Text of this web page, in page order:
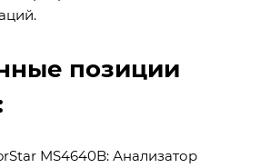
позиции
MS4640B: Анализатор